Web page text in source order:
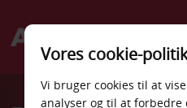
Welcome
Vores cookie-
Vi bruger cookies til at
analyser og til at forbedre